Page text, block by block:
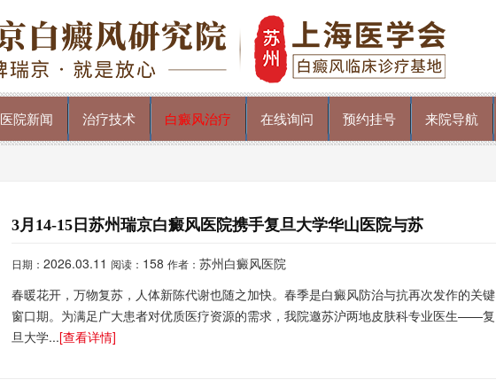
医院新闻 治疗技术 白癜风治疗 在线询问 预约挂号 来院导航
3月14-15日苏州瑞京白癜风医院携手复旦大学华山医院与苏
日期：2026.03.11 阅读： 158作者：苏州白癜风医院
春暖花开，万物复苏，人体新陈代谢也随之加快。春季是白癜风防治与抗再次发作的关键
窗口期。为满足广大患者对优质医疗资源的需求，我院邀苏沪两地皮肤科专业医生——复
旦大学...[查看详情]